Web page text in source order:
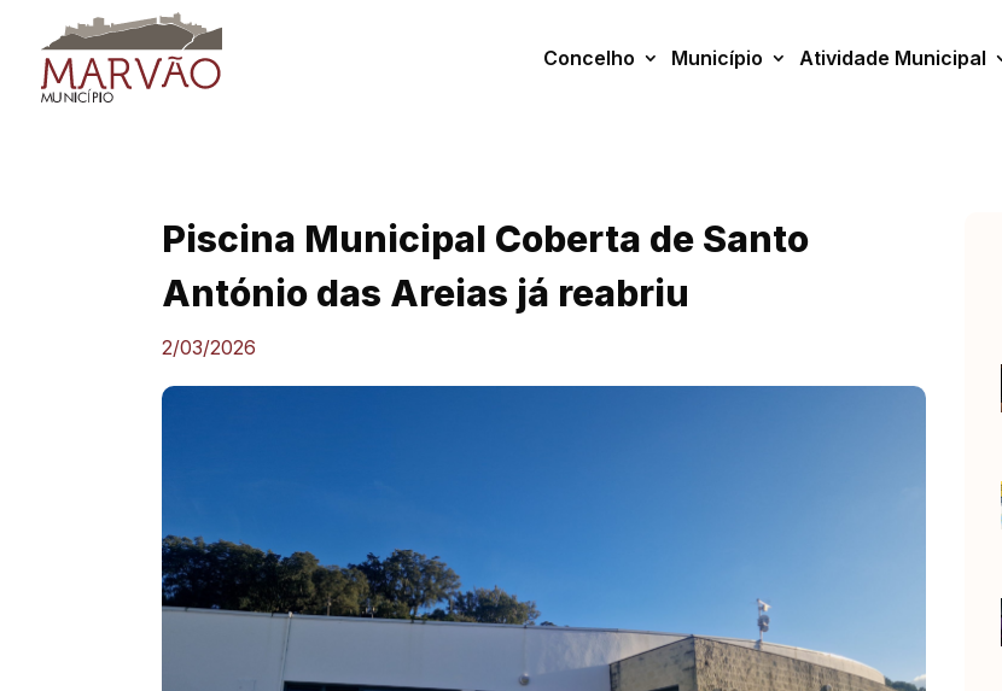
content
Concelho Município Atividade Municipal
Piscina Municipal Coberta de Santo
António das Areias já reabriu
2/03/2026